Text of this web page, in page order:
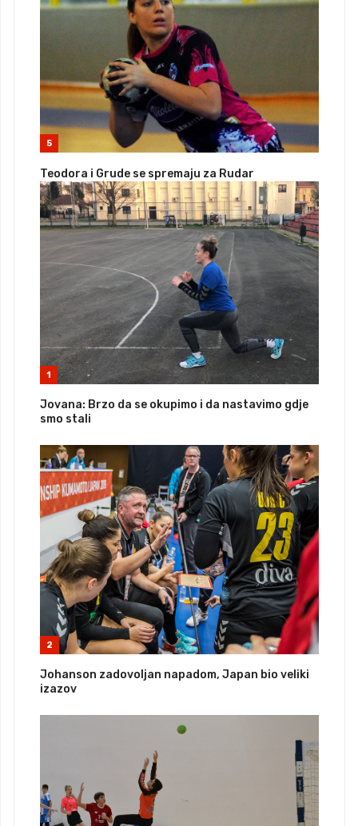
5
Teodora i Grude se spremaju za Rudar
1
Jovana: Brzo da se okupimo i da nastavimo gdje
smo stali
2
Johanson zadovoljan napadom, Japan bio veliki
izazov